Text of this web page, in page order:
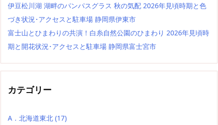
伊豆松川湖 湖畔のパンパスグラス 秋の気配 2026年見頃時期と色
づき状況･アクセスと駐車場 静岡県伊東市
富士山とひまわりの共演！白糸自然公園のひまわり 2026年見頃時
期と開花状況･アクセスと駐車場 静岡県富士宮市
カテゴリー
A．北海道東北 (17)